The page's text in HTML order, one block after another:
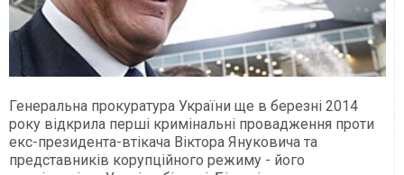
Генеральна прокуратура України ще в березні 2014
року відкрила перші кримінальні провадження проти
екс-президента-втікача Віктора Януковича та
представників корупційного режиму - його